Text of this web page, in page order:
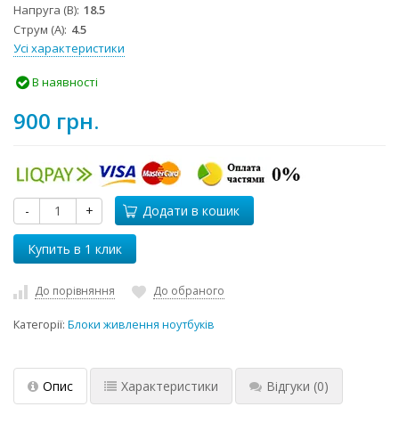
Напруга (В) 18.5
Струм (А) 4.5
Усі характеристики
В наявності
900 грн.
- + Додати в кошик
До порівняння До обраного
Категорії: Блоки живлення ноутбуків
Опис Характеристики Відгуки (0)